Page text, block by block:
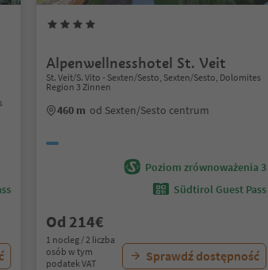
Alpenwellnesshotel St. Veit
St. Veit/S. Vito - Sexten/Sesto, Sexten/Sesto, Dolomites
Region 3 Zinnen
460 m od Sexten/Sesto centrum
Poziom zrównoważenia 3
Südtirol Guest Pass
Od 214€
1 nocleg / 2 liczba
osób w tym
podatek VAT
Sprawdź dostępność